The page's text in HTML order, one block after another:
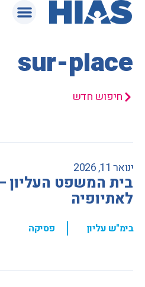
sur-place
חיפוש חדש
ינואר 11, 2026
בית המשפט העליון
לאתיופיה
בימ"ש עליון , פסיקה